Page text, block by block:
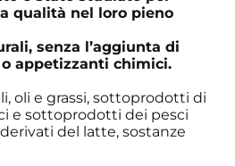
qualità nel loro pieno
senza l’aggiunta di
o appetizzanti chimici.
oli e grassi, sottoprodotti di
e sottoprodotti dei pesci
del latte, sostanze